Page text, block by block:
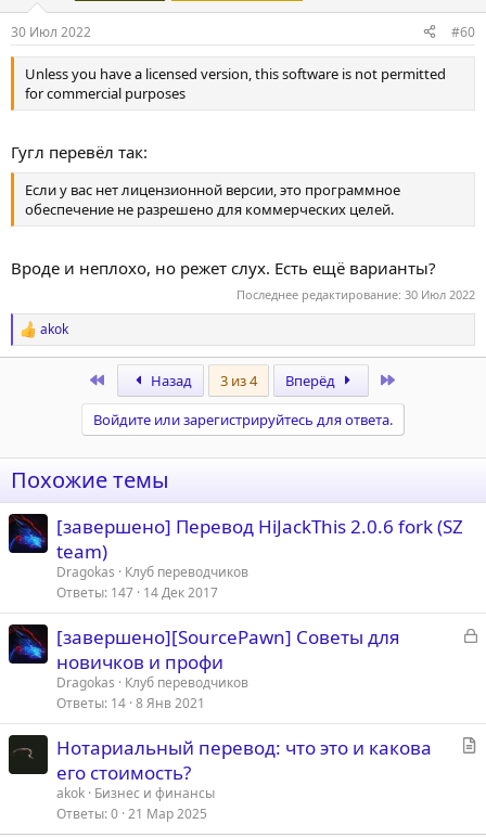
:
30 Июл 2022 #60
Unless you have a licensed version, this software is not permitted
for commercial purposes
Гугл перевёл так:
Если у вас нет лицензионной версии, это программное
обеспечение не разрешено для коммерческих целей.
Вроде и неплохо, но режет слух. Есть ещё варианты?
Последнее редактирование: 30 Июл 2022
Р
е
:
akok
Назад 3 из 4 Вперёд
Войдите или зарегистрируйтесь для ответа.
Похожие темы
[завершено] Перевод HiJackThis 2.0.6 fork (SZ
team)
Dragokas
Клуб переводчиков
Ответы 147 14 Дек 2017
З
[завершено][SourcePawn] Советы для
новичков и профи
Dragokas
Клуб переводчиков
Ответы 14 8 Янв 2021
Нотариальный перевод: что это и какова
его стоимость?
akok Бизнес и финансы
Ответы 0 21 Мар 2025